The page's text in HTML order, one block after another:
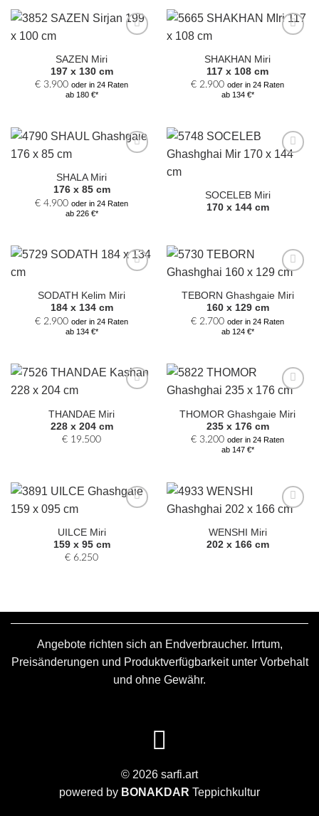
Auswahl
hinzufügen
SAZEN Miri
197 x 130 cm
€ 3.900 oder in 24 Raten
ab 180 €*
Auswahl
hinzufügen
SHAKHAN Miri
117 x 108 cm
€ 2.900 oder in 24 Raten
ab 134 €*
hinzufügen
SHALA Miri
176 x 85 cm
€ 4.900 oder in 24 Raten
ab 226 €*
SOCELEB Miri
170 x 144 cm
Auswahl
hinzufügen
SODATH Kelim Miri
184 x 134 cm
€ 2.900 oder in 24 Raten
ab 134 €*
Auswahl
hinzufügen
TEBORN Ghashgaie Miri
160 x 129 cm
€ 2.700 oder in 24 Raten
ab 124 €*
Auswahl
hinzufügen
THANDAE Miri
228 x 204 cm
€ 19.500
Auswahl
hinzufügen
THOMOR Ghashgaie Miri
235 x 176 cm
€ 3.200 oder in 24 Raten
ab 147 €*
hinzufügen
UILCE Miri
159 x 95 cm
€ 6.250
Auswahl
hinzufügen
WENSHI Miri
202 x 166 cm
Angebote richten sich an Endverbraucher. Irrtum,
Preisänderungen und Produktverfügbarkeit unter Vorbehalt
und ohne Gewähr.
© 2026 sarfi.art
powered by BONAKDAR Teppichkultur